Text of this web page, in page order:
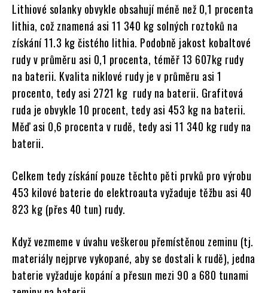
Lithiové solanky obvykle obsahují méně než 0,1 procenta
lithia, což znamená asi 11 340 kg solných roztoků na
získání 11.3 kg čistého lithia. Podobně jakost kobaltové
rudy v průměru asi 0,1 procenta, téměř 13 607kg rudy
na baterii. Kvalita niklové rudy je v průměru asi 1
procento, tedy asi 2721 kg rudy na baterii. Grafitová
ruda je obvykle 10 procent, tedy asi 453 kg na baterii.
Měď asi 0,6 procenta v rudě, tedy asi 11 340 kg rudy na
baterii.
Celkem tedy získání pouze těchto pěti prvků pro výrobu
453 kilové baterie do elektroauta vyžaduje těžbu asi 40
823 kg (přes 40 tun) rudy.
Když vezmeme v úvahu veškerou přemístěnou zeminu (tj.
materiály nejprve vykopané, aby se dostali k rudě), jedna
baterie vyžaduje kopání a přesun mezi 90 a 680 tunami